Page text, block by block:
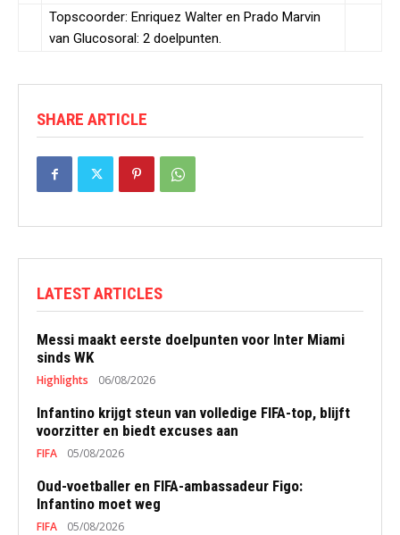
Topscoorder: Enriquez Walter en Prado Marvin
van Glucosoral: 2 doelpunten.
SHARE ARTICLE
LATEST ARTICLES
Messi maakt eerste doelpunten voor Inter Miami
sinds WK
Highlights 06/08/2026
Infantino krijgt steun van volledige FIFA-top, blijft
voorzitter en biedt excuses aan
FIFA 05/08/2026
Oud-voetballer en FIFA-ambassadeur Figo:
Infantino moet weg
FIFA 05/08/2026